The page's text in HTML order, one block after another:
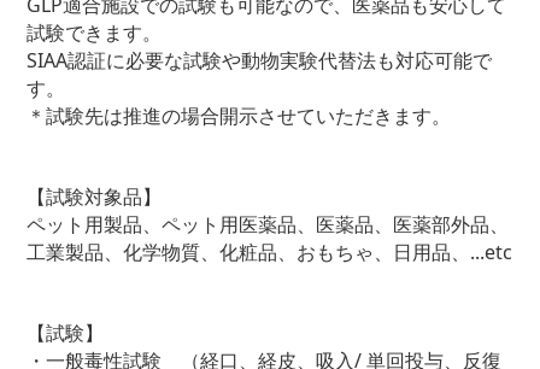
試験できます。
SIAA認証に必要な試験や動物実験代替法も対応可能で
す。
＊試験先は推進の場合開示させていただきます。
【試験対象品】
ペット用製品、ペット用医薬品、医薬品、医薬部外品、
工業製品、化学物質、化粧品、おもちゃ、日用品、...etc
【試験】
・一般毒性試験 （経口、経皮、吸入/ 単回投与、反復